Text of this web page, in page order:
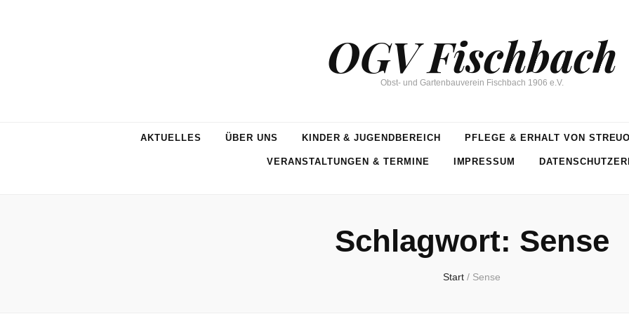
OGV Fischbach
Obst- und Gartenbauverein Fischbach 1906 e.V.
AKTUELLES ÜBER UNS KINDER & JUGENDBEREICH PFLEGE & ERHALT VON
VERANSTALTUNGEN & TERMINE IMPRESSUM
Schlagwort: Sense
Start / Sense